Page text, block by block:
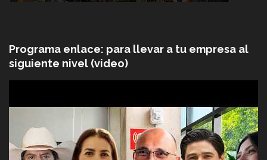
Programa enlace: para llevar a tu empresa al
siguiente nivel (video)